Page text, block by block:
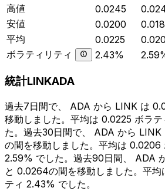
高値
0.0245
安値
0.0200
平均
0.0225
ボラティリティ
2.43%
統計LINKADA
過去7日間で、 ADA から LINK は
移動しました。平均は 0.0225 ボラ
た。過去30日間で、 ADA から
の間を移動しました。平均は 0.0206
2.59% でした。過去90日間、 ADA
と 0.0264の間を移動しました。平均
ティ 2.43% でした。